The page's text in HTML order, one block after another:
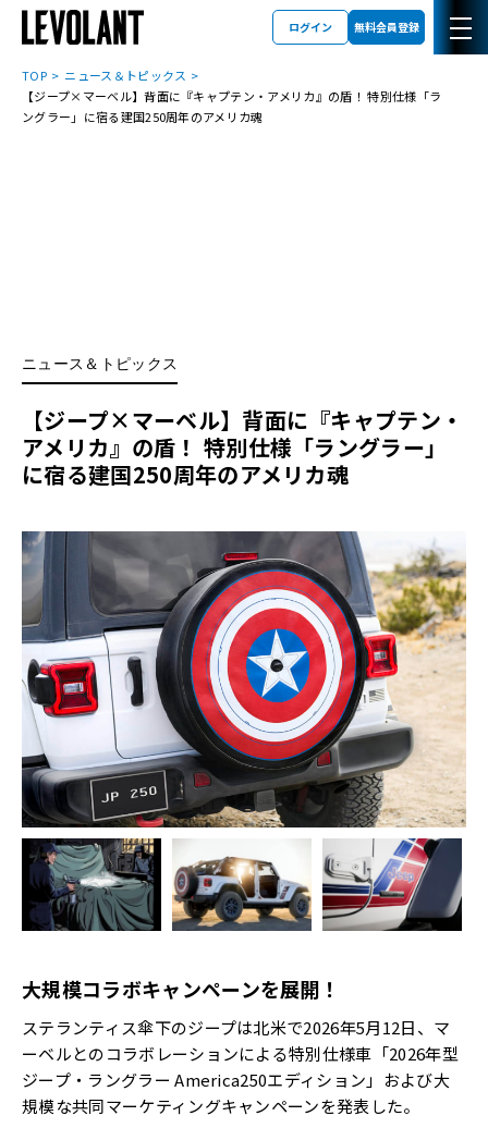
ログイン 無料会員登録
TOP
ニュース＆トピックス
【ジープ×マーベル】背面に『キャプテン・アメリカ』の盾！ 特別仕様「ラ
ングラー」に宿る建国250周年のアメリカ魂
ニュース＆トピックス
【ジープ×マーベル】背面に『キャプテン・
アメリカ』の盾！ 特別仕様「ラングラー」
に宿る建国250周年のアメリカ魂
大規模コラボキャンペーンを展開！
ステランティス傘下のジープは北米で2026年5月12日、マ
ーベルとのコラボレーションによる特別仕様車「2026年型
ジープ・ラングラー America250エディション」および大
規模な共同マーケティングキャンペーンを発表した。